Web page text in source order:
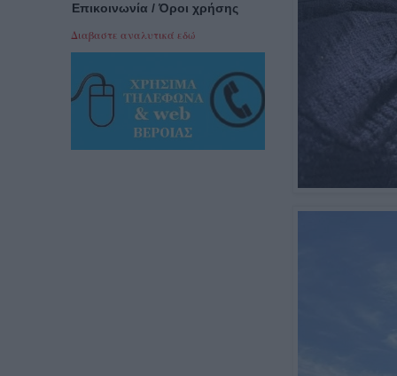
Επικοινωνία / Όροι χρήσης
Διαβαστε αναλυτικά εδώ